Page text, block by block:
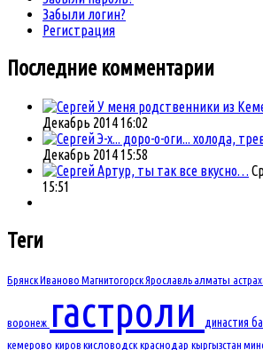
Забыли логин?
Регистрация
Последние комментарии
У меня родственники из
Декабрь 2014 16:02
Э-х... доро-о-оги... холода,
Декабрь 2014 15:58
Артур, ты так все вкусно…
15:51
Теги
БрянскИваново МагнитогорскЯрославльалматы
воронеж гастроли династия
кемерово киров кисловодск краснодар кыргызстан